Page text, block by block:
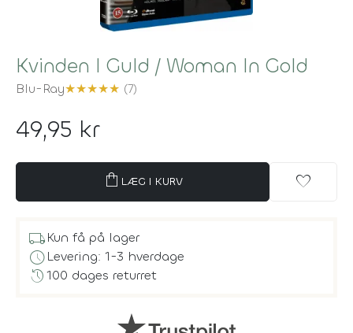
Kvinden I Guld / Woman In Gold
Blu-Ray★★★★★ (7)
49,95 kr
shopping_bag LÆG I KURV favorite
local_shippingKun få på lager
scheduleLevering: 1-3 hverdage
history100 dages returret